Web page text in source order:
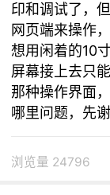
印和调试了，
网页端来操作
想用闲着的10
屏幕接上去只
那种操作界面
哪里问题，先
浏览量 24796